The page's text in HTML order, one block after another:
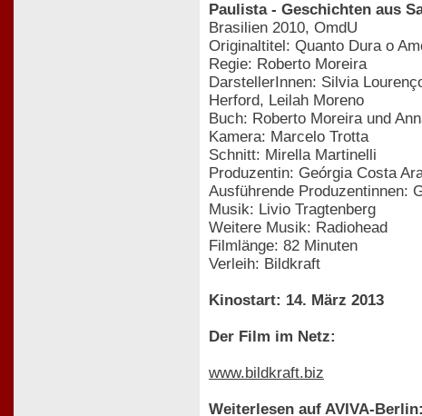
Paulista - Geschichten aus
Brasilien 2010, OmdU
Originaltitel: Quanto Dura o
Regie: Roberto Moreira
DarstellerInnen: Silvia
Herford, Leilah Moreno
Buch: Roberto Moreira und
Kamera: Marcelo Trotta
Schnitt: Mirella Martinelli
Produzentin: Geórgia Costa
Ausführende Produzentinnen:
Musik: Livio Tragtenberg
Weitere Musik: Radiohead
Filmlänge: 82 Minuten
Verleih: Bildkraft
Kinostart: 14. März 2013
Der Film im Netz:
www.bildkraft.biz
Weiterlesen auf AVIVA-Berlin: